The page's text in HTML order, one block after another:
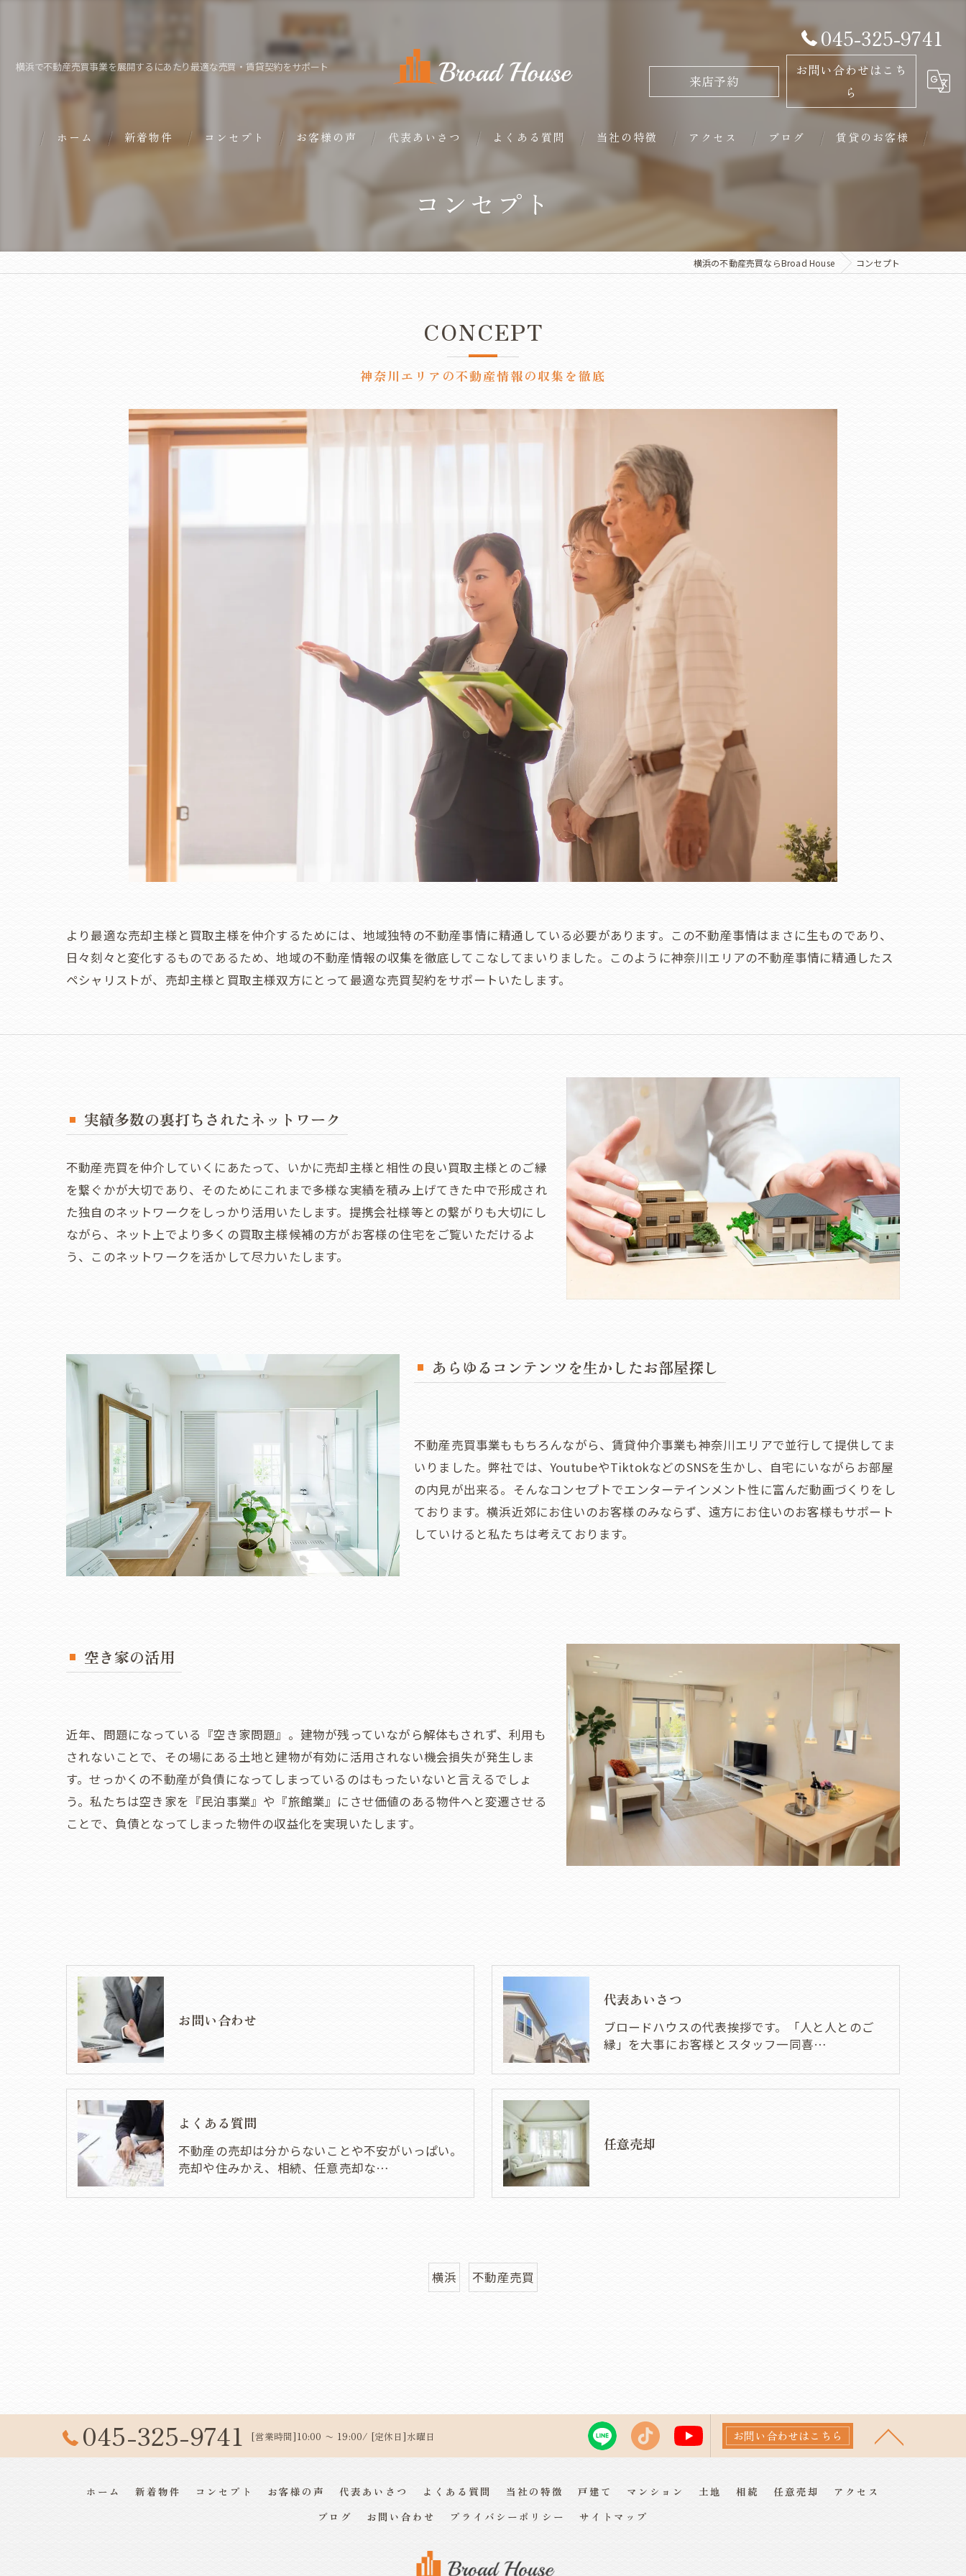
横浜で不動産売買事業を展開するにあたり最適な売買・賃貸契約をサポート
045-325-9741
来店予約
お問い合わせはこち
ら
ホーム 新着物件 コンセプト お客様の声 代表あいさつ よくある質問 当社の特徴
土地
アクセス ブログ 賃貸のお客様
コンセプト
横浜の不動産売買ならBroad House コンセプト
神奈川エリアの不動産情報の収集を徹底
CONCEPT
より最適な売却主様と買取主様を仲介するためには、地域独特の不動産事情に精通している必要があります。この不動産事情はまさに生ものであり、
日々刻々と変化するものであるため、地域の不動産情報の収集を徹底してこなしてまいりました。このように神奈川エリアの不動産事情に精通したス
ペシャリストが、売却主様と買取主様双方にとって最適な売買契約をサポートいたします。
実績多数の裏打ちされたネットワーク
不動産売買を仲介していくにあたって、いかに売却主様と相性の良い買取主様とのご縁
を繋ぐかが大切であり、そのためにこれまで多様な実績を積み上げてきた中で形成され
た独自のネットワークをしっかり活用いたします。提携会社様等との繋がりも大切にし
ながら、ネット上でより多くの買取主様候補の方がお客様の住宅をご覧いただけるよ
う、このネットワークを活かして尽力いたします。
あらゆるコンテンツを生かしたお部屋探し
不動産売買事業ももちろんながら、賃貸仲介事業も神奈川エリアで並行して提供してま
いりました。弊社では、YoutubeやTiktokなどのSNSを生かし、自宅にいながらお部屋
の内見が出来る。そんなコンセプトでエンターテインメント性に富んだ動画づくりをし
ております。横浜近郊にお住いのお客様のみならず、遠方にお住いのお客様もサポート
していけると私たちは考えております。
空き家の活用
近年、問題になっている『空き家問題』。建物が残っていながら解体もされず、利用も
されないことで、その場にある土地と建物が有効に活用されない機会損失が発生しま
す。せっかくの不動産が負債になってしまっているのはもったいないと言えるでしょ
う。私たちは空き家を『民泊事業』や『旅館業』にさせ価値のある物件へと変遷させる
ことで、負債となってしまった物件の収益化を実現いたします。
お問い合わせ
代表あいさつ
ブロードハウスの代表挨拶です。「人と人とのご
縁」を大事にお客様とスタッフ一同喜…
よくある質問
不動産の売却は分からないことや不安がいっぱい。
売却や住みかえ、相続、任意売却な…
任意売却
横浜 不動産売買
045-325-9741 [営業時間]10:00 〜 19:00/ [定休日]水曜日 お問い合わせはこちら
ホーム 新着物件 コンセプト お客様の声 代表あいさつ よくある質問 当社の特徴 戸建て マンション 土地 相続 任意売却
アクセス
ブログ
お問い合わせ プライバシーポリシー サイトマップ